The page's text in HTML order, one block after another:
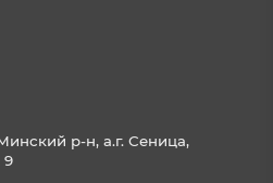
р-н, а.г. Сеница,
9